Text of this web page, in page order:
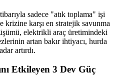
sadece "atık toplama" işi
krizine karşı en stratejik savunma
elektrikli araç üretimindeki
artan bakır ihtiyacı, hurda
artırdı.
Etkileyen 3 Dev Güç